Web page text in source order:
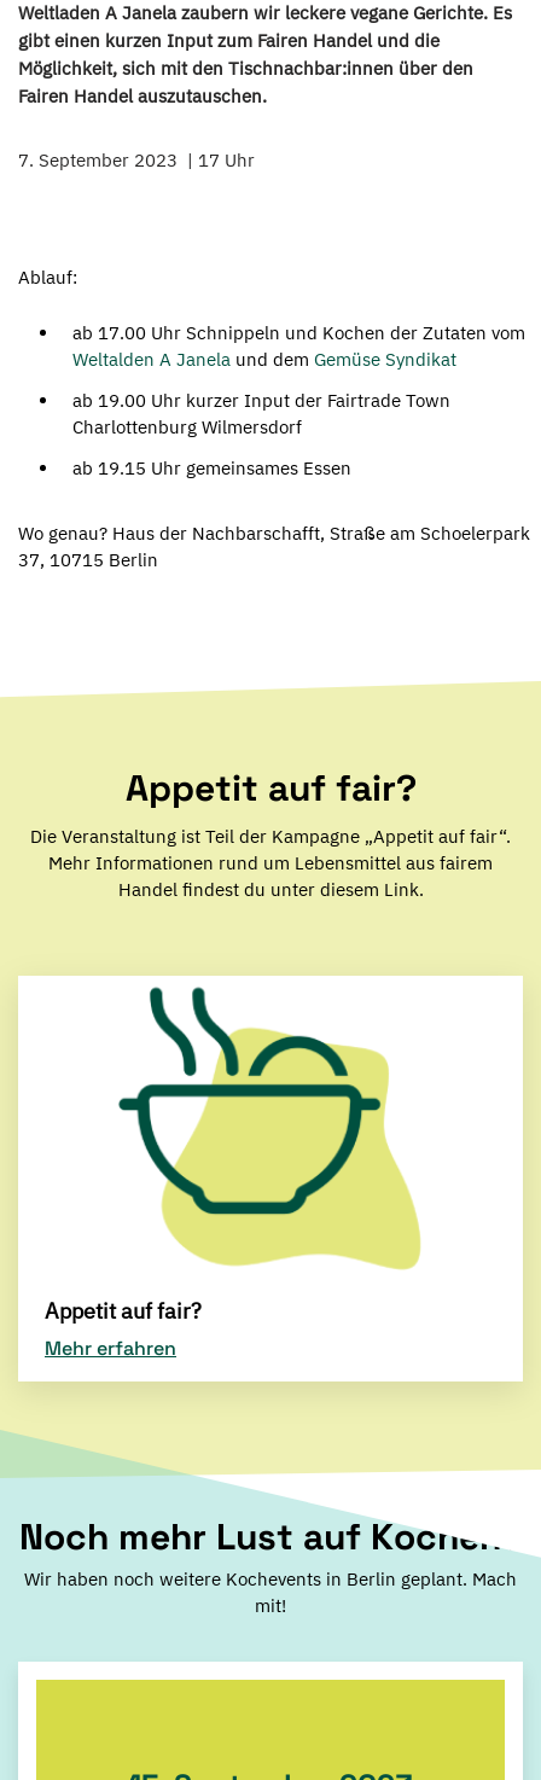
Weltladen A Janela zaubern wir leckere vegane Gerichte. Es
gibt einen kurzen Input zum Fairen Handel und die
Möglichkeit, sich mit den Tischnachbar:innen über den
Fairen Handel auszutauschen.
7. September 2023 17 Uhr
Ablauf:
ab 17.00 Uhr Schnippeln und Kochen der Zutaten vom
Weltalden A Janela und dem Gemüse Syndikat
ab 19.00 Uhr kurzer Input der Fairtrade Town
Charlottenburg Wilmersdorf
ab 19.15 Uhr gemeinsames Essen
Wo genau? Haus der Nachbarschafft, Straße am Schoelerpark
37, 10715 Berlin
Appetit auf fair?
Die Veranstaltung ist Teil der Kampagne „Appetit auf fair“.
Mehr Informationen rund um Lebensmittel aus fairem
Handel findest du unter diesem Link.
Appetit auf fair?
Mehr erfahren
Noch mehr Lust auf Kochen?
Wir haben noch weitere Kochevents in Berlin geplant. Mach
mit!